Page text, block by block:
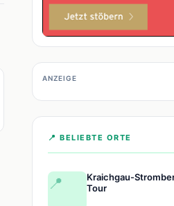
ANZEIGE
📍 BELIEBTE ORTE
📍
Kraichgau-
Tour